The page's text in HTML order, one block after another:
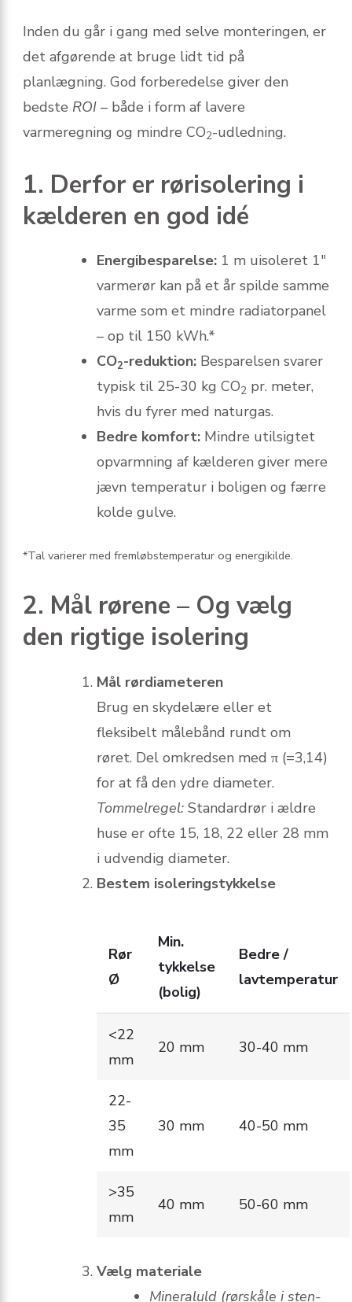
Inden du går i gang med selve monteringen, er
det afgørende at bruge lidt tid på
planlægning. God forberedelse giver den
bedste ROI – både i form af lavere
varmeregning og mindre CO2-udledning.
1. Derfor er rørisolering i
kælderen en god idé
Energibesparelse: 1 m uisoleret 1″
varmerør kan på et år spilde samme
varme som et mindre radiatorpanel
– op til 150 kWh.*
CO2-reduktion: Besparelsen svarer
typisk til 25-30 kg CO2 pr. meter,
hvis du fyrer med naturgas.
Bedre komfort: Mindre utilsigtet
opvarmning af kælderen giver mere
jævn temperatur i boligen og færre
kolde gulve.
*Tal varierer med fremløbstemperatur og energikilde.
2. Mål rørene – Og vælg
den rigtige isolering
Mål rørdiameteren
Brug en skydelære eller et
fleksibelt målebånd rundt om
røret. Del omkredsen med π (=3,14)
for at få den ydre diameter.
Tommelregel: Standardrør i ældre
huse er ofte 15, 18, 22 eller 28 mm
i udvendig diameter.
Bestem isoleringstykkelse
Rør
Ø
Min.
tykkelse
(bolig)
Bedre /
lavtemperatur
<22
mm
20 mm 30-40 mm
22-
35
mm
30 mm 40-50 mm
>35
mm
40 mm 50-60 mm
Vælg materiale
Mineraluld (rørskåle i sten-